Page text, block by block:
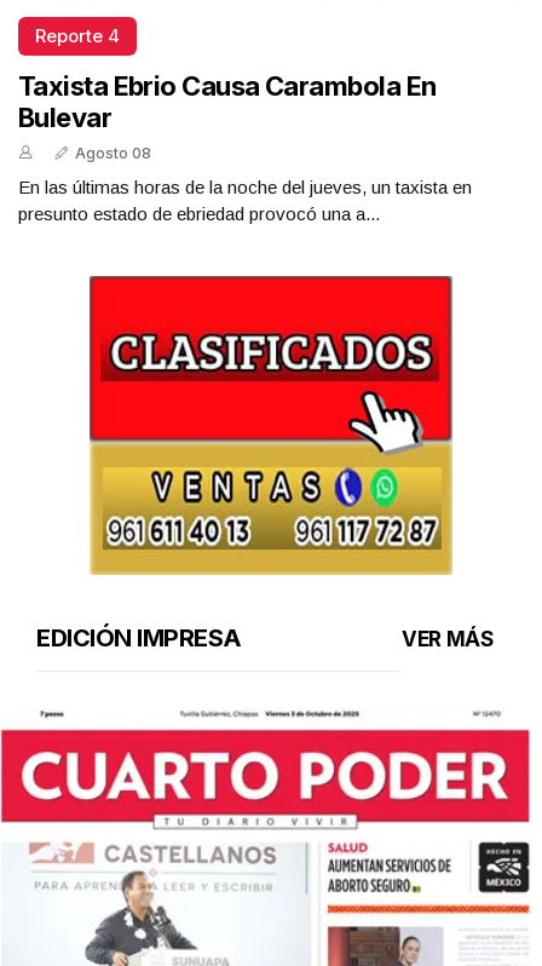
Reporte 4
Taxista Ebrio Causa Carambola En
Bulevar
Agosto 08
En las últimas horas de la noche del jueves, un taxista en
presunto estado de ebriedad provocó una a...
EDICIÓN IMPRESA VER MÁS